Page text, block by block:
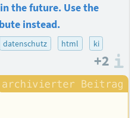
the future. Use the
instead.
datenschutz html ki
+2